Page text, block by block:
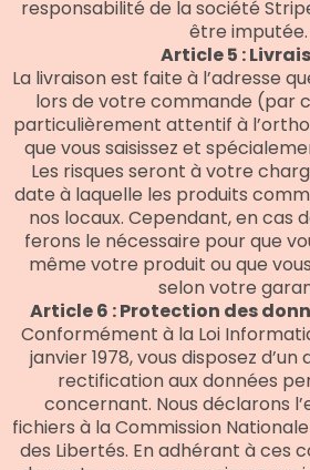
responsabilité de la société
être imputée.
Article 5 :
La livraison est faite à l’adresse
lors de votre commande (par
particulièrement attentif à
que vous saisissez et
Les risques seront à votre
date à laquelle les produits
nos locaux. Cependant, en cas
ferons le nécessaire pour que
même votre produit ou que
selon votre
Article 6 : Protection des
Conformément à la Loi
janvier 1978, vous disposez
rectification aux données
concernant. Nous déclarons
fichiers à la Commission
des Libertés. En adhérant à ces